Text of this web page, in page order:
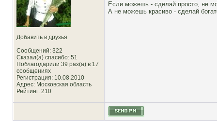
Добавить в друзья
Сообщений: 322
Сказал(а) спасибо: 51
Поблагодарили 39 раз(а) в 17
сообщениях
Регистрация: 10.08.2010
Адрес: Московская область
Рейтинг: 210
Если можешь - сделай просто, не
А не можешь красиво - сделай